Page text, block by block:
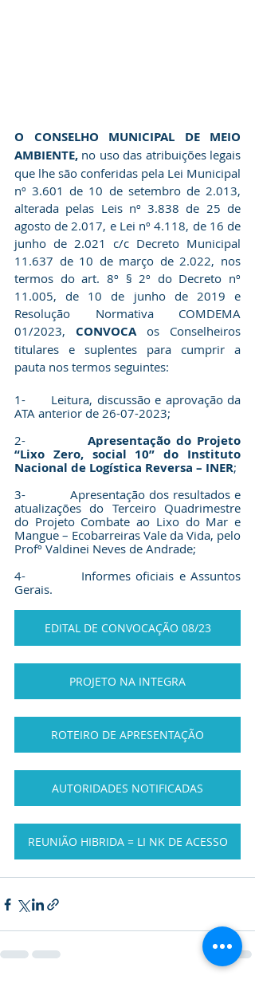
O CONSELHO MUNICIPAL DE MEIO
AMBIENTE, no uso das atribuições legais
que lhe são conferidas pela Lei Municipal
nº 3.601 de 10 de setembro de 2.013,
alterada pelas Leis nº 3.838 de 25 de
agosto de 2.017, e Lei nº 4.118, de 16 de
junho de 2.021 c/c Decreto Municipal
11.637 de 10 de março de 2.022, nos
termos do art. 8º § 2º do Decreto nº
11.005, de 10 de junho de 2019 e
Resolução Normativa COMDEMA
01/2023, CONVOCA os Conselheiros
titulares e suplentes para cumprir a
pauta nos termos seguintes:
1-      Leitura, discussão e aprovação da
ATA anterior de 26-07-2023;
2- Apresentação do Projeto
“Lixo Zero, social 10” do Instituto
Nacional de Logística Reversa – INER;
3-           Apresentação dos resultados e
atualizações do Terceiro Quadrimestre
do Projeto Combate ao Lixo do Mar e
Mangue – Ecobarreiras Vale da Vida, pelo
Profº Valdinei Neves de Andrade;
4-           Informes oficiais e Assuntos
Gerais.
EDITAL DE CONVOCAÇÃO 08/23
PROJETO NA INTEGRA
ROTEIRO DE APRESENTAÇÃO
AUTORIDADES NOTIFICADAS
REUNIÃO HIBRIDA = LI NK DE ACESSO